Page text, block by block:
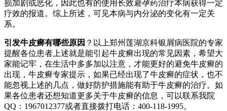
损加剧或恶化，因此也有的使用长效避孕药治疗本病获得一定
疗效的报道。综上所述，可见本病与内分泌的变化有一定关
系。
引发牛皮癣有哪些原因 ？以上郑州莲湖京科银屑病医院的专家
提醒各位患者上述就是能引起牛皮癣出现的常见因素，希望大
家能记牢，在生活中多多加以注意，才能更好的避免牛皮癣的
出现，牛皮癣专家提示，如果已经出现了牛皮癣的症状，也不
能忽视上述的几点，做好防护措施能有助于牛皮癣的治疗。如
果各位患者还想知道更多关于牛皮癣的信息，可以联系我院
QQ：1967012377或者直接拨打电话：400-118-1995。